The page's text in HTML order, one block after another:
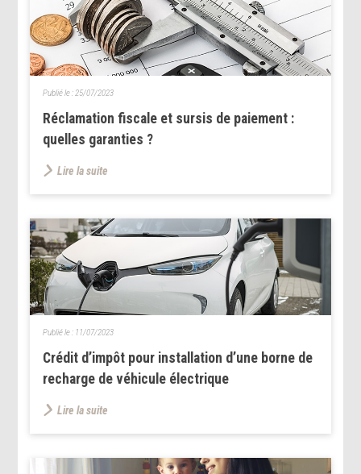
Réclamation fiscale et sursis de paiement :
quelles garanties ?
Publié le : 25/07/2023
Lire la suite
Crédit d’impôt pour installation d’une borne de
recharge de véhicule électrique
Publié le : 11/07/2023
Lire la suite